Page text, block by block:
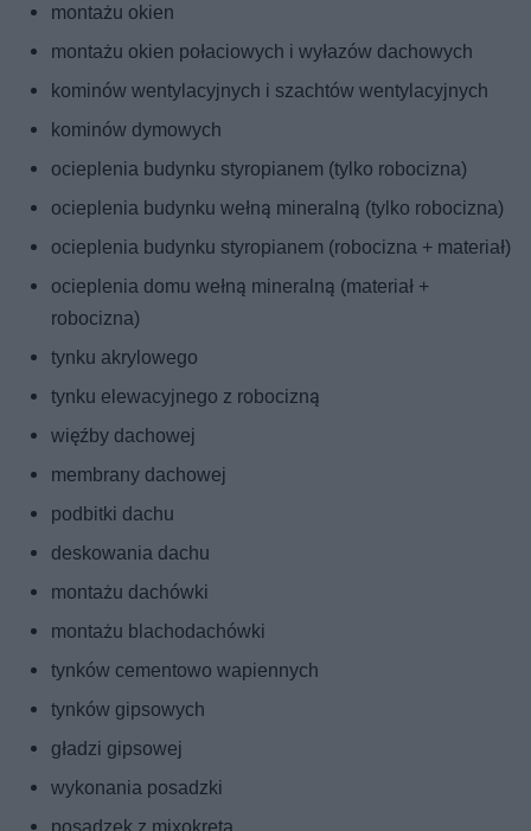
montażu okien
montażu okien połaciowych i wyłazów dachowych
kominów wentylacyjnych i szachtów wentylacyjnych
kominów dymowych
ocieplenia budynku styropianem (tylko robocizna)
ocieplenia budynku wełną mineralną (tylko robocizna)
ocieplenia budynku styropianem (robocizna + materiał)
ocieplenia domu wełną mineralną (materiał +
robocizna)
tynku akrylowego
tynku elewacyjnego z robocizną
więźby dachowej
membrany dachowej
podbitki dachu
deskowania dachu
montażu dachówki
montażu blachodachówki
tynków cementowo wapiennych
tynków gipsowych
gładzi gipsowej
wykonania posadzki